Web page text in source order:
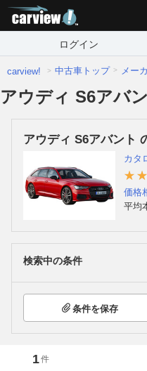
ログイン
carview! 中古車トップ メー
アウディ S6アバ
アウディ S6アバント
カタ
価格
平均
検索中の条件
条件を保存
1件